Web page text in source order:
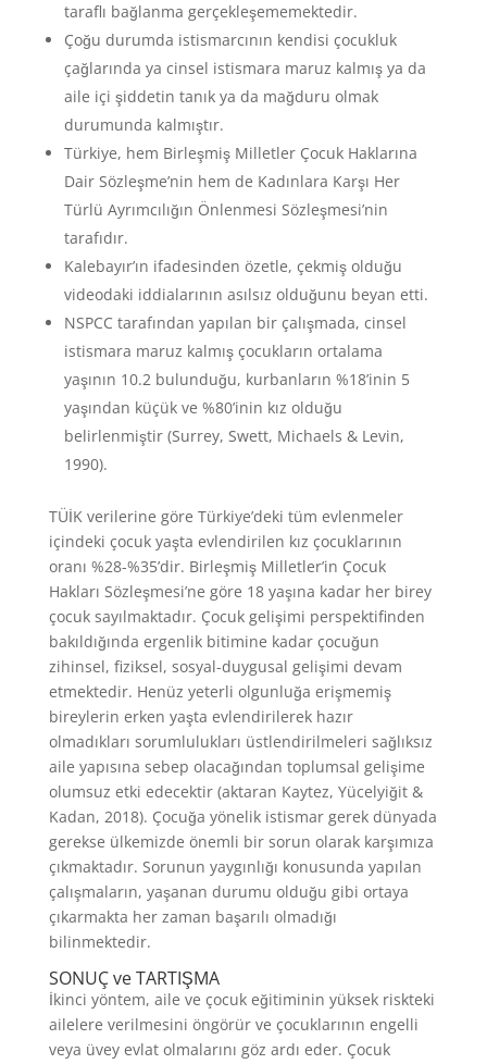
taraflı bağlanma gerçekleşememektedir.
Çoğu durumda istismarcının kendisi çocukluk
çağlarında ya cinsel istismara maruz kalmış ya da
aile içi şiddetin tanık ya da mağduru olmak
durumunda kalmıştır.
Türkiye, hem Birleşmiş Milletler Çocuk Haklarına
Dair Sözleşme’nin hem de Kadınlara Karşı Her
Türlü Ayrımcılığın Önlenmesi Sözleşmesi’nin
tarafıdır.
Kalebayır’ın ifadesinden özetle, çekmiş olduğu
videodaki iddialarının asılsız olduğunu beyan etti.
NSPCC tarafından yapılan bir çalışmada, cinsel
istismara maruz kalmış çocukların ortalama
yaşının 10.2 bulunduğu, kurbanların %18’inin 5
yaşından küçük ve %80’inin kız olduğu
belirlenmiştir (Surrey, Swett, Michaels & Levin,
1990).
TÜİK verilerine göre Türkiye’deki tüm evlenmeler
içindeki çocuk yaşta evlendirilen kız çocuklarının
oranı %28-%35’dir. Birleşmiş Milletler’in Çocuk
Hakları Sözleşmesi’ne göre 18 yaşına kadar her birey
çocuk sayılmaktadır. Çocuk gelişimi perspektifinden
bakıldığında ergenlik bitimine kadar çocuğun
zihinsel, fiziksel, sosyal-duygusal gelişimi devam
etmektedir. Henüz yeterli olgunluğa erişmemiş
bireylerin erken yaşta evlendirilerek hazır
olmadıkları sorumlulukları üstlendirilmeleri sağlıksız
aile yapısına sebep olacağından toplumsal gelişime
olumsuz etki edecektir (aktaran Kaytez, Yücelyiğit &
Kadan, 2018). Çocuğa yönelik istismar gerek dünyada
gerekse ülkemizde önemli bir sorun olarak karşımıza
çıkmaktadır. Sorunun yaygınlığı konusunda yapılan
çalışmaların, yaşanan durumu olduğu gibi ortaya
çıkarmakta her zaman başarılı olmadığı
bilinmektedir.
SONUÇ ve TARTIŞMA
İkinci yöntem, aile ve çocuk eğitiminin yüksek riskteki
ailelere verilmesini öngörür ve çocuklarının engelli
veya üvey evlat olmalarını göz ardı eder. Çocuk